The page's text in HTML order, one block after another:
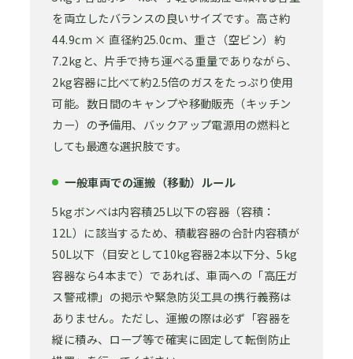
を両立したバランスの良いサイズです。高さ約
44.9cm × 直径約25.0cm、重さ（空ビン）約
7.2kgと、片手で持ち運べる重量でありながら、
2kg容器に比べて約2.5倍のガスをたっぷり使用
可能。数日間のキャンプや移動販売（キッチン
カー）の予備用、バックアップ電源用の燃料と
しても最適な選択肢です。
一般車両での運搬（移動）ルール
5kgボンベは内容積25L以下の容器（容積：
12L）に該当するため、積載容器の合計内容積が
50L以下（目安として10kg容器2本以下分、5kg
容器なら4本まで）であれば、車両への「高圧ガ
ス警戒標」の掲示や緊急防災工具の携行義務は
ありません。ただし、運搬の際は必ず「容器を
縦に積み、ロープ等で確実に固定して転倒防止